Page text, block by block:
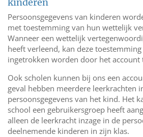
kinderen
Persoonsgegevens van kinderen
met toestemming van hun wettelijk
Wanneer een wettelijk
heeft verleend, kan deze
ingetrokken worden door het account
Ook scholen kunnen bij ons een
geval hebben meerdere leerkrachten
persoonsgegevens van het kind. Het
school een gebruikersgroep heeft
alleen de leerkracht inzage in de
deelnemende kinderen in zijn klas.